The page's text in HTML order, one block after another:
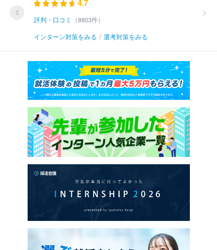
5
4.7
評判・口コミ
（8803件）
インターン対策をみる / 選考対策をみる